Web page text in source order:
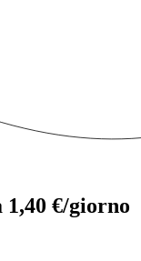
€/giorno